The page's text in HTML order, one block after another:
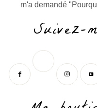
m'a demandé
Suivez-